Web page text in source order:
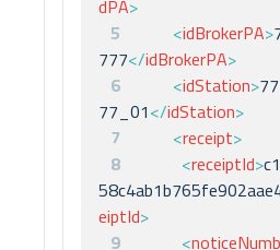
dPA>
5
<idBrokerPA>
777</idBrokerPA>
6
<idStation>
77_01</idStation>
7
<receipt>
8
<receiptId>
eiptId>
9
<